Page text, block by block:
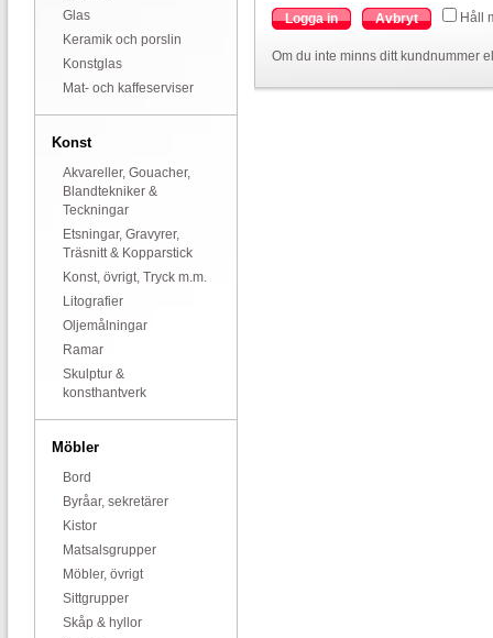
Glas
Keramik och porslin
Konstglas
Mat- och kaffeserviser
Konst
Akvareller, Gouacher,
Blandtekniker &
Teckningar
Etsningar, Gravyrer,
Träsnitt & Kopparstick
Konst, övrigt, Tryck m.m.
Litografier
Oljemålningar
Ramar
Skulptur &
konsthantverk
Möbler
Bord
Byråar, sekretärer
Kistor
Matsalsgrupper
Möbler, övrigt
Sittgrupper
Skåp & hyllor
Logga in Avbryt Håll
Om du inte minns ditt kundnummer